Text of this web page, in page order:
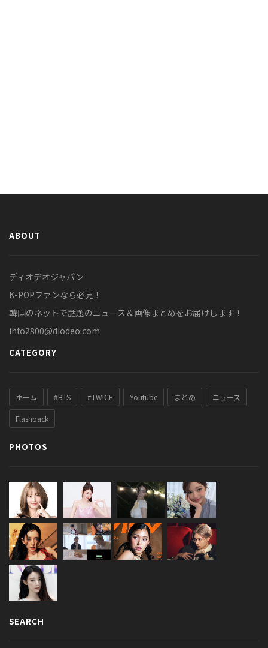
ABOUT
ディオデオジャパン
K-POPファンなら必見！
韓国のネットで話題のニュース＆画像まとめをお届けします！
info2800@diodeo.com
CATEGORY
ホーム #BTS #TWICE Youtube まとめ ニュース
Flashback
PHOTOS
SEARCH